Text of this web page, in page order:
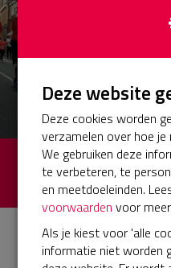
€ 0
van
Hardlopen voor hen die
Deze website
Deze cookies worden
verzamelen over hoe
We gebruiken deze
te verbeteren, te
en meetdoeleinden.
voorwaarden voor
Als je kiest voor 'alle
informatie niet worden